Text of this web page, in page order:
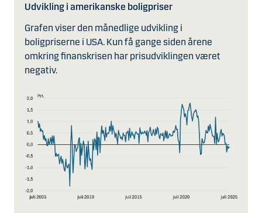
Udvikling i amerikanske boligpriser
Grafen viser den månedlige udvikling i
boligpriserne i USA. Kun få gange siden årene
omkring finanskrisen har prisudviklingen været
negativ.